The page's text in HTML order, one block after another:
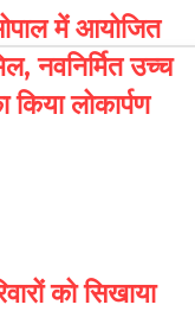
में आयोजित
नवनिर्मित उच्च
किया लोकार्पण
को सिखाया